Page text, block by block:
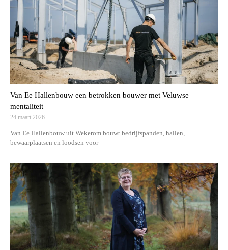
Van Ee Hallenbouw een betrokken bouwer met Veluwse
mentaliteit
24 maart 2026
Van Ee Hallenbouw uit Wekerom bouwt bedrijfspanden, hallen,
bewaarplaatsen en loodsen voor